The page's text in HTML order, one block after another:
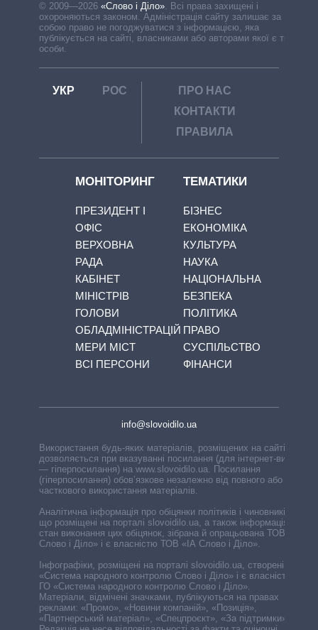
© 2009—2026 «Слово і Діло». Всі права захищені і
охороняються законом. Адміністрація сайту залишає за
собою право не погоджуватися з інформацією, яка
публікується на сайті, власниками або авторами якої є треті
особи.
УКР РОС
ПРО НАС
КОНТАКТИ
ПРАВИЛА
МОНІТОРИНГ
ПРЕЗИДЕНТ І
ОФІС
ВЕРХОВНА
РАДА
КАБІНЕТ
МІНІСТРІВ
ГОЛОВИ
ОБЛАДМІНІСТРАЦІЙ
МЕРИ МІСТ
ВСІ ПЕРСОНИ
ТЕМАТИКИ
БІЗНЕС
ЕКОНОМІКА
КУЛЬТУРА
НАУКА
НАЦІОНАЛЬНА
БЕЗПЕКА
ПОЛІТИКА
ПРАВО
СУСПІЛЬСТВО
ФІНАНСИ
info@slovoidilo.ua
Використання будь-яких матеріалів, розміщених на сайті,
дозволяється при вказуванні посилання (для інтернет-видань
— гіперпосилання) на www.slovoidilo.ua. Посилання
(гіперпосилання) обов’язкове незалежно від повного або
часткового використання матеріалів.
Аналітична інформація про обіцянки політиків і чиновників,
що розміщені на порталі slovoidilo.ua, а також інформація про
стан виконання цих обіцянок, зібрана й опрацьована ТОВ «ІА
Слово і Діло» і є власністю ТОВ «ІА Слово і Діло».
Інфографіки, розміщені на порталі slovoidilo.ua, створені ГО
«Система народного контролю Слово і Діло» і є власністю
ГО «Система народного контролю Слово і Діло».
Матеріали, відмічені значками, публікуються на правах
реклами: «Промо», «Новини компаній», «Позиція»,
«Партнерський матеріал», «Спецпроєкт», «За підтримки».